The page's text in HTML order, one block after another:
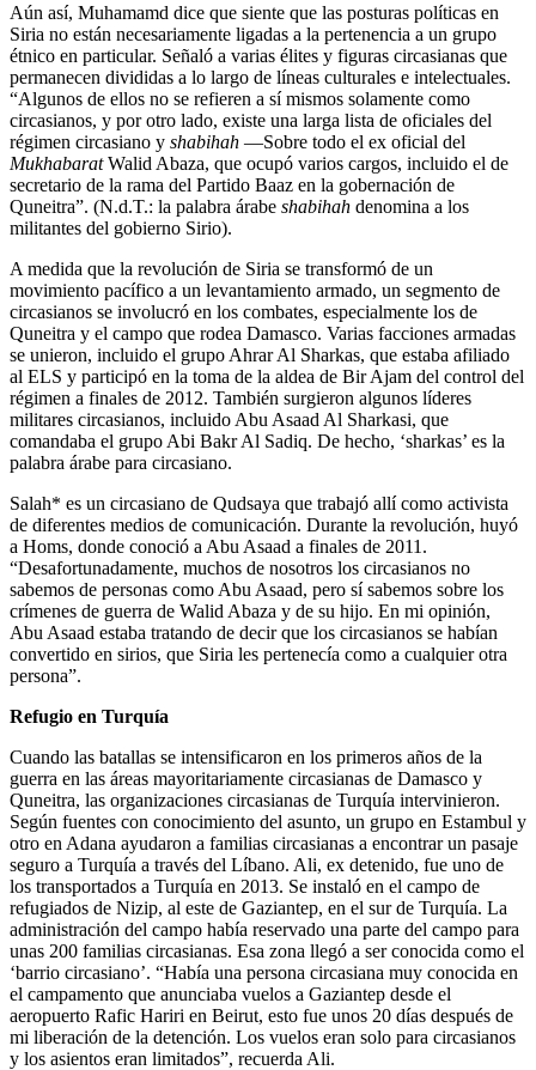
Aún así, Muhamamd dice que siente que las posturas políticas en
Siria no están necesariamente ligadas a la pertenencia a un grupo
étnico en particular. Señaló a varias élites y figuras circasianas que
permanecen divididas a lo largo de líneas culturales e intelectuales.
“Algunos de ellos no se refieren a sí mismos solamente como
circasianos, y por otro lado, existe una larga lista de oficiales del
régimen circasiano y shabihah —Sobre todo el ex oficial del
MukhabaratWalid Abaza, que ocupó varios cargos, incluido el de
secretario de la rama del Partido Baaz en la gobernación de
Quneitra”. (N.d.T.: la palabra árabe shabihah denomina a los
militantes del gobierno Sirio).
A medida que la revolución de Siria se transformó de un
movimiento pacífico a un levantamiento armado, un segmento de
circasianos se involucró en los combates, especialmente los de
Quneitra y el campo que rodea Damasco. Varias facciones armadas
se unieron, incluido el grupo Ahrar Al Sharkas, que estaba afiliado
al ELS y participó en la toma de la aldea de Bir Ajam del control del
régimen a finales de 2012. También surgieron algunos líderes
militares circasianos, incluido Abu Asaad Al Sharkasi, que
comandaba el grupo Abi Bakr Al Sadiq. De hecho, ‘sharkas’ es la
palabra árabe para circasiano.
Salah* es un circasiano de Qudsaya que trabajó allí como activista
de diferentes medios de comunicación. Durante la revolución, huyó
a Homs, donde conoció a Abu Asaad a finales de 2011.
“Desafortunadamente, muchos de nosotros los circasianos no
sabemos de personas como Abu Asaad, pero sí sabemos sobre los
crímenes de guerra de Walid Abaza y de su hijo. En mi opinión,
Abu Asaad estaba tratando de decir que los circasianos se habían
convertido en sirios, que Siria les pertenecía como a cualquier otra
persona”.
Refugio en Turquía
Cuando las batallas se intensificaron en los primeros años de la
guerra en las áreas mayoritariamente circasianas de Damasco y
Quneitra, las organizaciones circasianas de Turquía intervinieron.
Según fuentes con conocimiento del asunto, un grupo en Estambul y
otro en Adana ayudaron a familias circasianas a encontrar un pasaje
seguro a Turquía a través del Líbano. Ali, ex detenido, fue uno de
los transportados a Turquía en 2013. Se instaló en el campo de
refugiados de Nizip, al este de Gaziantep, en el sur de Turquía. La
administración del campo había reservado una parte del campo para
unas 200 familias circasianas. Esa zona llegó a ser conocida como el
‘barrio circasiano’. “Había una persona circasiana muy conocida en
el campamento que anunciaba vuelos a Gaziantep desde el
aeropuerto Rafic Hariri en Beirut, esto fue unos 20 días después de
mi liberación de la detención. Los vuelos eran solo para circasianos
y los asientos eran limitados”, recuerda Ali.